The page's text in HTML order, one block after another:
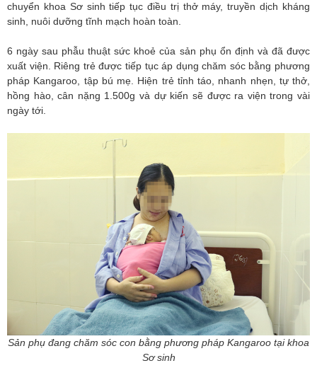
chuyển khoa Sơ sinh tiếp tục điều trị thở máy, truyền dịch kháng
sinh, nuôi dưỡng tĩnh mạch hoàn toàn.
6 ngày sau phẫu thuật sức khoẻ của sản phụ ổn định và đã được
xuất viện. Riêng trẻ được tiếp tục áp dụng chăm sóc bằng phương
pháp Kangaroo, tập bú mẹ. Hiện trẻ tỉnh táo, nhanh nhẹn, tự thở,
hồng hào, cân nặng 1.500g và dự kiến sẽ được ra viện trong vài
ngày tới.
Sản phụ đang chăm sóc con bằng phương pháp Kangaroo tại khoa
Sơ sinh